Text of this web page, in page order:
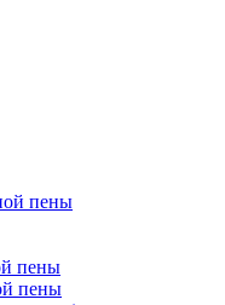
пены
пены
пены